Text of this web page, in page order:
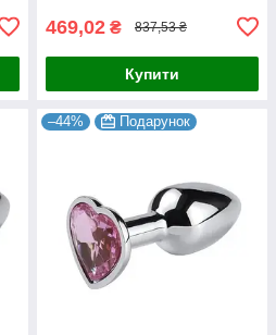
469,02 ₴ 837,53 ₴
Купити
–44% Подарунок